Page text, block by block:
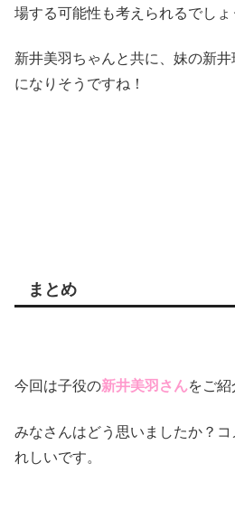
場する可能性も考えられるでしょ
新井美羽ちゃんと共に、妹の新
になりそうですね！
まとめ
今回は子役の新井美羽さんをご紹
みなさんはどう思いましたか？
れしいです。